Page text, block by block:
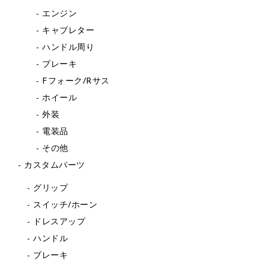
エンジン
キャブレター
ハンドル周り
ブレーキ
Fフォーク/Rサス
ホイール
外装
電装品
その他
カスタムパーツ
グリップ
スイッチ/ホーン
ドレスアップ
ハンドル
ブレーキ